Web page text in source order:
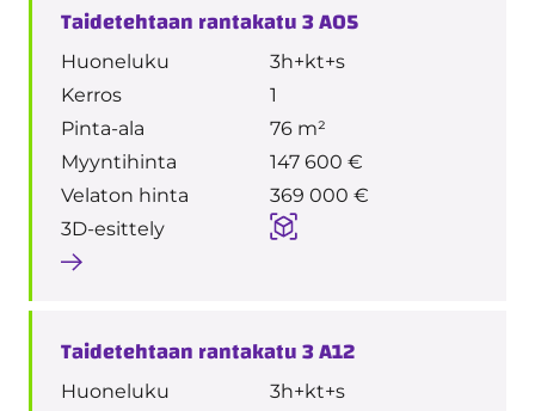
Taidetehtaan rantakatu 3 A05
Huoneluku
3h+kt+s
Kerros
1
Pinta-ala
76 m²
Myyntihinta
147 600 €
Velaton hinta
369 000 €
3D-esittely
Taidetehtaan rantakatu 3 A12
Huoneluku
3h+kt+s